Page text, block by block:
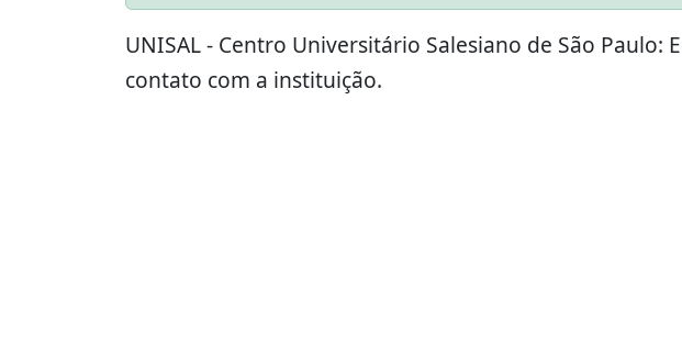
UNISAL - Centro Universitário Salesiano de São Paulo:
contato com a instituição.